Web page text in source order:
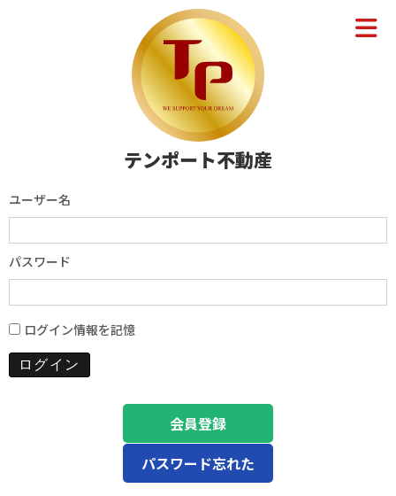
テンポート不動産
ユーザー名
パスワード
ログイン情報を記憶
会員登録
パスワード忘れた